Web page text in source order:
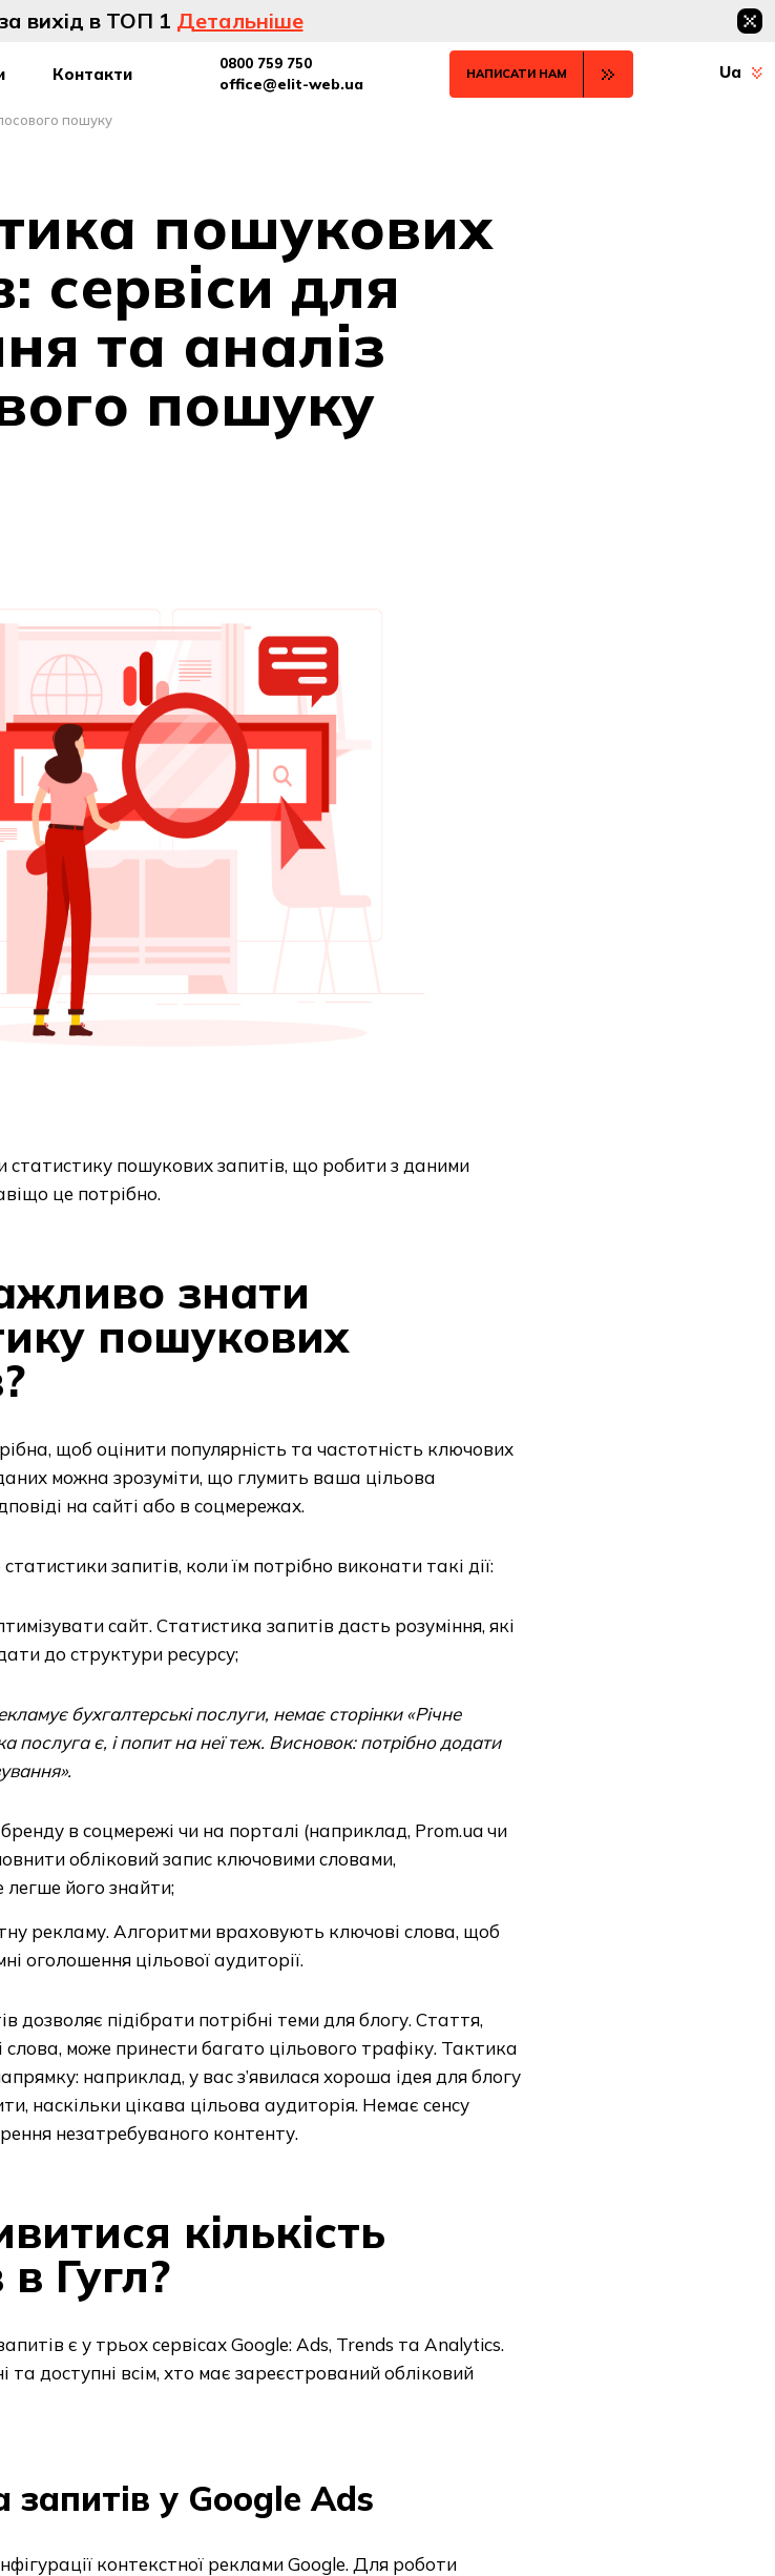
вихід в ТОП 1 Детальніше
Контакти
0800 759 750
office@elit-web.ua
НАПИСАТИ НАМ Ua
пошуку
пошукових
сервіси для
та аналіз
пошуку
статистику пошукових запитів, що робити з даними
це потрібно.
знати
пошукових
щоб оцінити популярність та частотність ключових
можна зрозуміти, що глумить ваша цільова
на сайті або в соцмережах.
запитів, коли їм потрібно виконати такі дії:
сайт. Статистика запитів дасть розуміння, які
до структури ресурсу;
бухгалтерські послуги, немає сторінки «Річне
послуга є, і попит на неї теж. Висновок: потрібно додати
в соцмережі чи на порталі (наприклад, Prom.ua чи
обліковий запис ключовими словами,
його знайти;
рекламу. Алгоритми враховують ключові слова, щоб
оголошення цільової аудиторії.
дозволяє підібрати потрібні теми для блогу. Стаття,
може принести багато цільового трафіку. Тактика
наприклад, у вас з’явилася хороша ідея для блогу
наскільки цікава цільова аудиторія. Немає сенсу
незатребуваного контенту.
кількість
в Гугл?
є у трьох сервісах Google: Ads, Trends та Analytics.
та доступні всім, хто має зареєстрований обліковий
запитів у Google Ads
контекстної реклами Google. Для роботи